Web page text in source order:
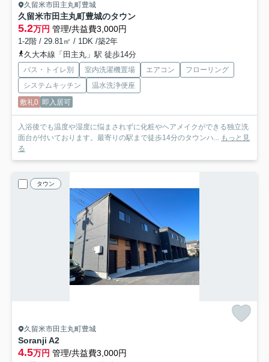
久留米市田主丸町豊城
久留米市田主丸町豊城のタウン
5.2万円 管理/共益費3,000円
1-2階 / 29.81㎡ / 1DK /築2年
久大本線「田主丸」駅 徒歩14分
バス・トイレ別 室内洗濯機置場 エアコン
フローリング
システムキッチン
温水洗浄便座
敷礼0 即入居可
入浴後でも温度や湿度に悩まされずに化粧やヘアメイクができる独立洗
面台が付いております。最寄りの駅まで徒歩14分のタウンハ... もっと見
る
タウン
久留米市田主丸町豊城
Soranji A2
4.5万円 管理/共益費3,000円